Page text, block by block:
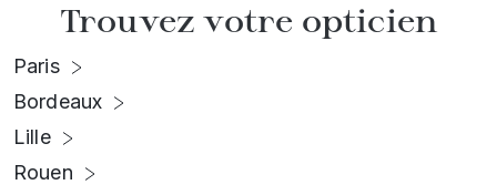
Trouvez votre opticien
Paris
Bordeaux
Lille
Rouen